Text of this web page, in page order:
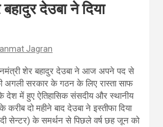
देउबा ने दिया
Jagran
शेर बहादुर देउबा ने आज अपने पद से
अगली सरकार के गठन के लिए रास्ता साफ
देश में हुए ऐतिहासिक संसदीय और स्थानीय
के करीब दो महीने बाद देउबा ने इस्तीफा दिया
सेन्टर) के समर्थन से पिछले वर्ष छह जून को